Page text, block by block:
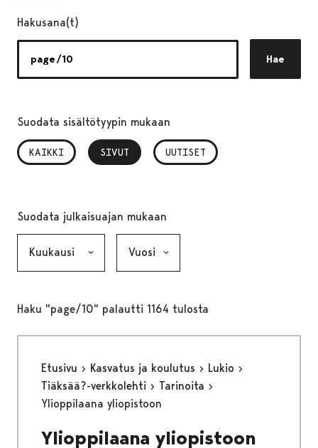
Hakusana(t)
Hae
Suodata sisältötyypin mukaan
KAIKKI SIVUT
, VALITTU UUTISET
Suodata julkaisuajan mukaan
Haku "page/10" palautti 1164 tulosta
Etusivu Kasvatus ja koulutus
Lukio
Tiäksää?-verkkolehti
Tarinoita
Ylioppilaana yliopistoon
Ylioppilaana yliopistoon